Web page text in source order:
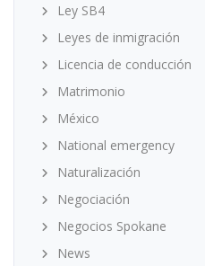
Ley SB4
Leyes de inmigración
Licencia de conducción
Matrimonio
México
National emergency
Naturalización
Negociación
Negocios Spokane
News